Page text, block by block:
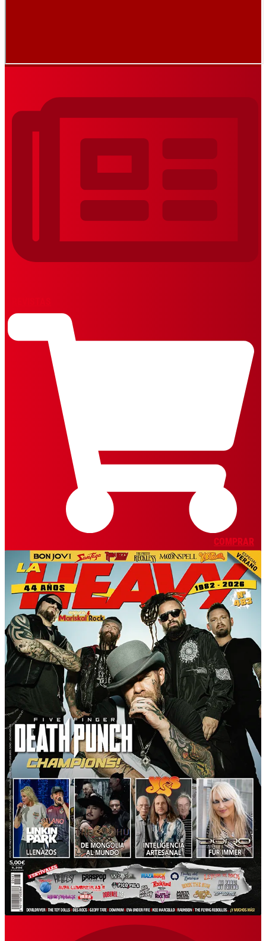
COMPRAR